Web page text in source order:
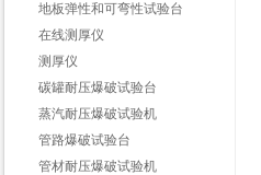
地板弹性和可弯性试验台
在线测厚仪
测厚仪
碳罐耐压爆破试验台
蒸汽耐压爆破试验机
管路爆破试验台
管材耐压爆破试验机